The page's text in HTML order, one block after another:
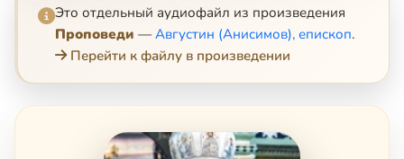
Это отдельный аудиофайл из произведения
Проповеди — Августин (Анисимов), епископ.
Перейти к файлу в произведении